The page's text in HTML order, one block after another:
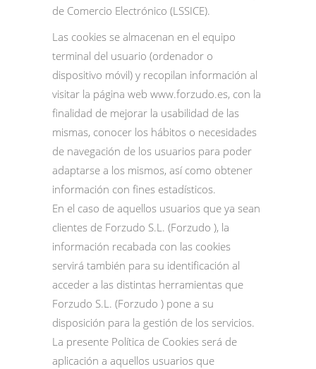
de Comercio Electrónico (LSSICE).
Las cookies se almacenan en el equipo
terminal del usuario (ordenador o
dispositivo móvil) y recopilan información al
visitar la página web www.forzudo.es, con la
finalidad de mejorar la usabilidad de las
mismas, conocer los hábitos o necesidades
de navegación de los usuarios para poder
adaptarse a los mismos, así como obtener
información con fines estadísticos.
En el caso de aquellos usuarios que ya sean
clientes de Forzudo S.L. (Forzudo ), la
información recabada con las cookies
servirá también para su identificación al
acceder a las distintas herramientas que
Forzudo S.L. (Forzudo ) pone a su
disposición para la gestión de los servicios.
La presente Política de Cookies será de
aplicación a aquellos usuarios que